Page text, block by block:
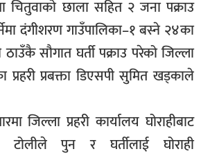
चितुवाको छाला सहित २ जना पक्राउ
दंगीशरण गाउँपालिका–१ बस्ने २४का
सौगात घर्ती पक्राउ परेको जिल्ला
प्रहरी प्रबक्ता डिएसपी सुमित खड्काले
जिल्ला प्रहरी कार्यालय घोराहीबाट
टोलीले पुन र घर्तीलाई घोराही